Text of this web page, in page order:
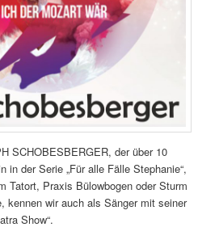
SCHOBESBERGER, der über 10
in der Serie „Für alle Fälle Stephanie“,
Tatort, Praxis Bülowbogen oder Sturm
kennen wir auch als Sänger mit seiner
Show“.